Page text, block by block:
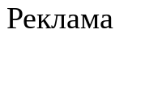
Реклама